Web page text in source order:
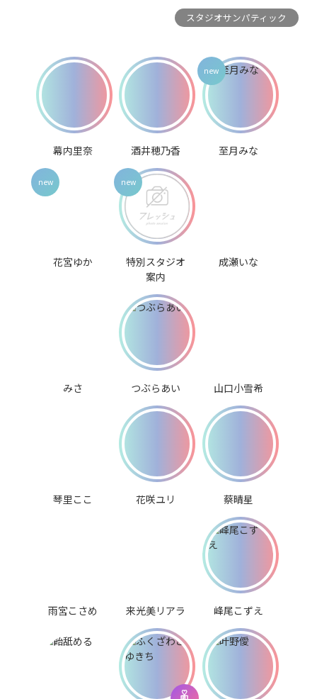
スタジオサンパティック
幕内里奈 酒井穂乃香 至月みな
花宮ゆか
特別スタジオ
案内
成瀬いな
みさ つぶらあい 山口小雪希
琴里ここ 花咲ユリ 蔡晴星
雨宮こさめ 来光美リアラ 峰尾こずえ